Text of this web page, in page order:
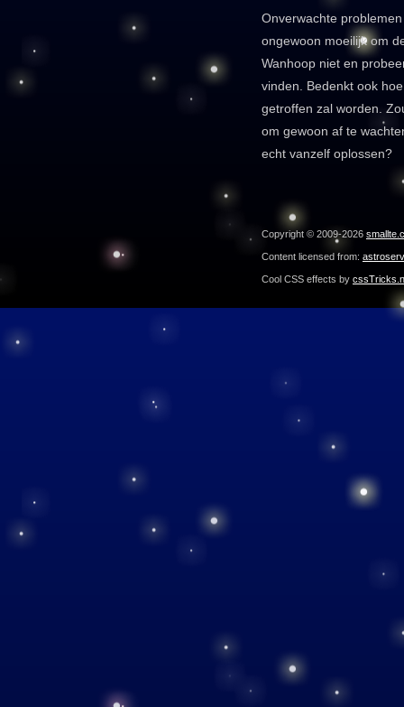
Onverwachte
ongewoon moeilijk om
Wanhoop niet en
vinden. Bedenkt ook
getroffen zal worden.
om gewoon af te
echt vanzelf oplossen?
Copyright © 2009-2026
Content licensed from:
Cool CSS effects by